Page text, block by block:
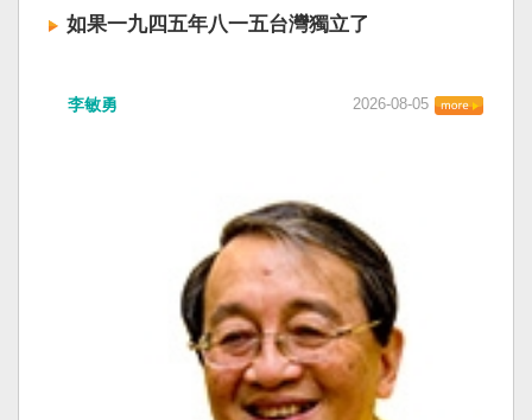
如果一九四五年八一五台灣獨立了
李敏勇 2026-08-05